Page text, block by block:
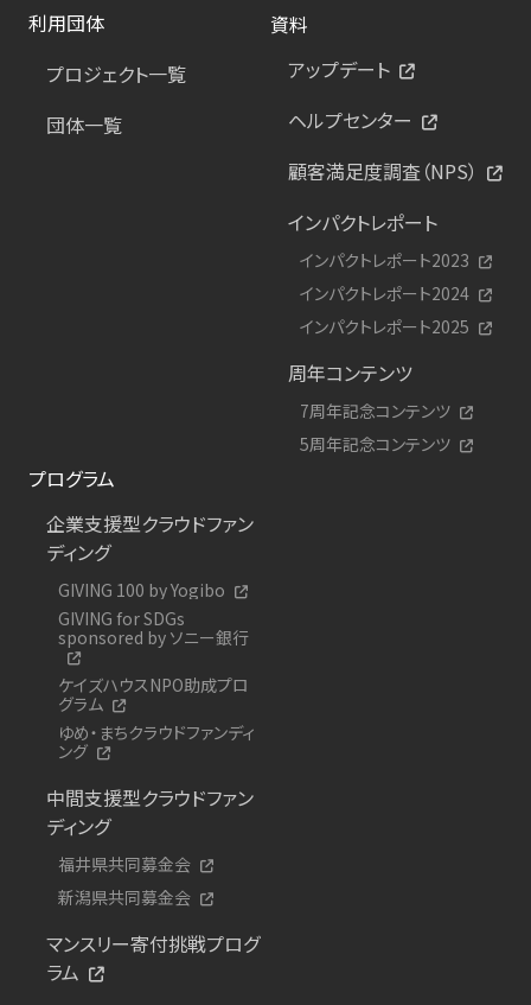
利用団体
プロジェクト一覧
団体一覧
資料
アップデート
ヘルプセンター
顧客満足度調査（NPS）
インパクトレポート
インパクトレポート2023
インパクトレポート2024
インパクトレポート2025
周年コンテンツ
7周年記念コンテンツ
5周年記念コンテンツ
プログラム
企業支援型クラウドファン
ディング
GIVING 100 by Yogibo
GIVING for SDGs
sponsored by ソニー銀行
ケイズハウスNPO助成プロ
グラム
ゆめ・まちクラウドファンディ
ング
中間支援型クラウドファン
ディング
福井県共同募金会
新潟県共同募金会
マンスリー寄付挑戦プログ
ラム